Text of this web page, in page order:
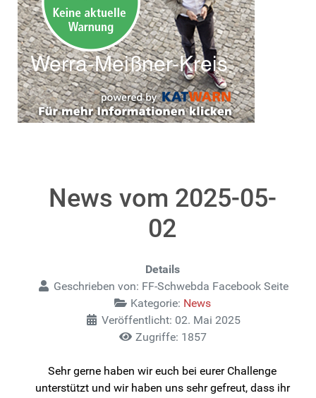
News vom 2025-05-
02
Details
Geschrieben von: FF-Schwebda Facebook Seite
Kategorie: News
Veröffentlicht: 02. Mai 2025
Zugriffe: 1857
Sehr gerne haben wir euch bei eurer Challenge
unterstützt und wir haben uns sehr gefreut, dass ihr